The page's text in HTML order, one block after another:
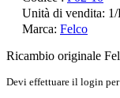
Unità di vendita: 1/
Marca: Felco
Ricambio originale
Devi effettuare il login